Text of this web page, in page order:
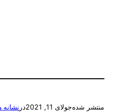
منتشر شدهجولای 11, 2021 در نشانه